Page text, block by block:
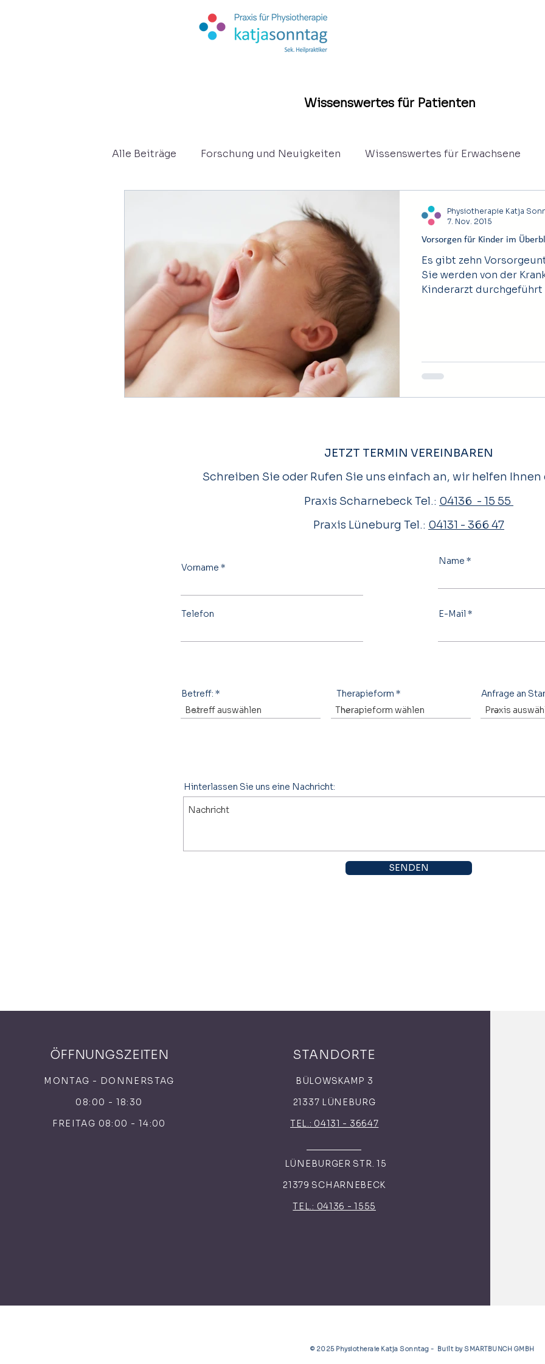
Wissenswertes für Patienten
Alle Beiträge Forschung und Neuigkeiten Wissenswertes für Erwachsene
Vorsorgen für Kinder im
Es gibt zehn
Sie werden von der
Kinderarzt durchgeführt
Physiotherapie Katja
7. Nov. 2015
JETZT TERMIN VEREINBAREN
Schreiben Sie oder Rufen Sie uns einfach an, wir helfen Ihnen
Praxis Scharnebeck Tel.: 04136 - 15 55
Praxis Lüneburg Tel.: 04131 - 366 47
Vorname
Telefon
Name
E-Mail
Betreff: Therapieform Anfrage an
Hinterlassen Sie uns eine Nachricht:
SENDEN
ÖFFNUNGSZEITEN
MONTAG - DONNERSTAG
08:00 - 18:30
FREITAG 08:00 - 14:00
STANDORTE
BÜLOWSKAMP 3
21337 LÜNEBURG
TEL.: 04131 - 36647
LÜNEBURGER STR. 15
21379 SCHARNEBECK
TEL.: 04136 - 1555
© 2025 Physiotheraie Katja Sonntag - Built by SMARTBUNCH GMBH